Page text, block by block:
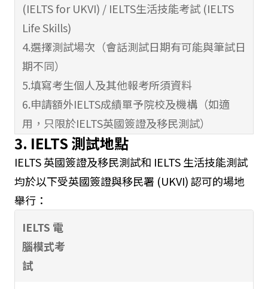
(IELTS for UKVI) / IELTS生活技能考試 (IELTS
Life Skills)
4.選擇測試場次（會話測試日期有可能與筆試日
期不同）
5.填寫考生個人及其他報考所須資料
6.申請額外IELTS成績單予院校及機構（如適
用，只限於IELTS英國簽證及移民測試）
7.檢查及覆核報考資料
8.網上付款:接受Visa / Master信用卡或PayPal
付款。
（請注意:如您選用信用卡付款，請先按
戶，只需按"join as a guest"，再按指示進行付
款即可）（所有資料必須以英文填寫）
在報名前，應先準備以下文件:
3. IELTS 測試地點
IELTS 英國簽證及移民測試和 IELTS 生活技能測試
均於以下受英國簽證與移民署 (UKVI) 認可的場地
舉行：
IELTS 電
腦模式考
試